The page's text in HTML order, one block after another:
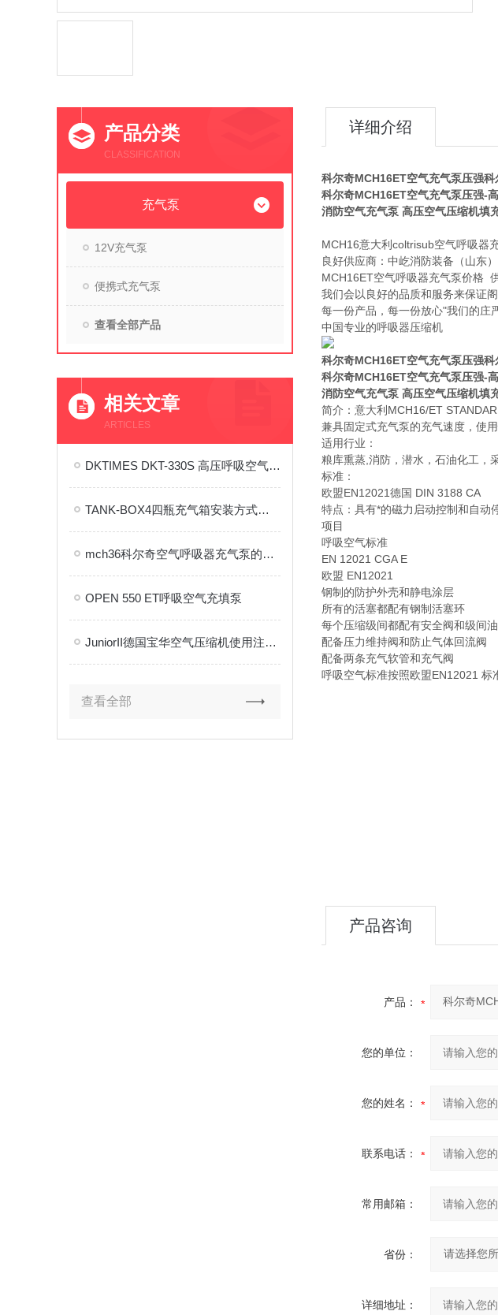
产品分类
CLASSIFICATION
充气泵
12V充气泵
便携式充气泵
查看全部产品
相关文章
ARTICLES
DKTIMES DKT-330S 高压呼吸空气充填泵 使用与维护全流程技术指南
TANK-BOX4四瓶充气箱安装方式介绍
mch36科尔奇空气呼吸器充气泵的使用注意事项与保养方法介绍
OPEN 550 ET呼吸空气充填泵
JuniorII德国宝华空气压缩机使用注意说明
查看全部
详细介绍
科尔奇MCH16ET空气充气泵压强
科尔奇MCH16ET空气充气泵压强-
消防空气充气泵 高压空气压缩机填
MCH16意大利coltrisub空气呼吸器
良好供应商：中屹消防装备（山东
MCH16ET空气呼吸器充气泵价格
我们会以良好的品质和服务来保证
每一份产品，每一份放心"我们的庄
中国专业的呼吸器压缩机
科尔奇MCH16ET空气充气泵压强
科尔奇MCH16ET空气充气泵压强-
消防空气充气泵 高压空气压缩机填
简介：意大利MCH16/ET
兼具固定式充气泵的充气速度，使
适用行业：
粮库熏蒸,消防，潜水，石油化工，
标准：
欧盟EN12021德国 DIN 3188 CA
特点：具有*的磁力启动控制和自动
项目
呼吸空气标准
EN 12021 CGA E
欧盟 EN12021
钢制的防护外壳和静电涂层
所有的活塞都配有钢制活塞环
每个压缩级间都配有安全阀和级间
配备压力维持阀和防止气体回流阀
配备两条充气软管和充气阀
呼吸空气标准按照欧盟EN12021 标
产品咨询
产品：
您的单位：
您的姓名：
联系电话：
常用邮箱：
省份：
详细地址：